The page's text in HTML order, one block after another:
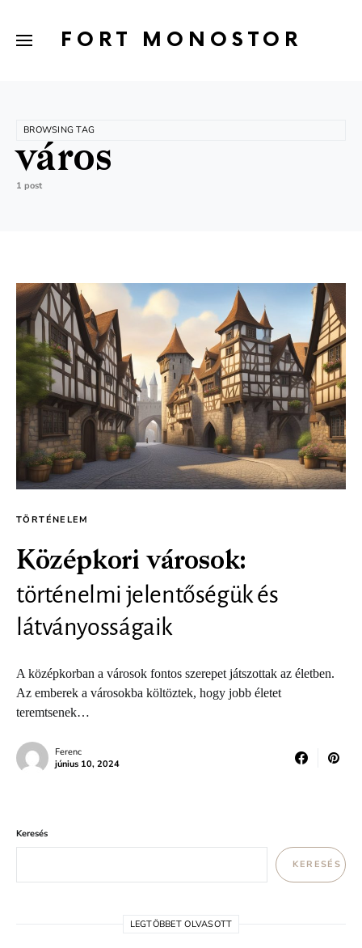
FORT MONOSTOR
BROWSING TAG
város
1 post
TÖRTÉNELEM
Középkori városok:
történelmi jelentőségük és
látványosságaik
A középkorban a városok fontos szerepet játszottak az életben.
Az emberek a városokba költöztek, hogy jobb életet
teremtsenek…
Ferenc
június 10, 2024
Keresés
KERESÉS
LEGTÖBBET OLVASOTT